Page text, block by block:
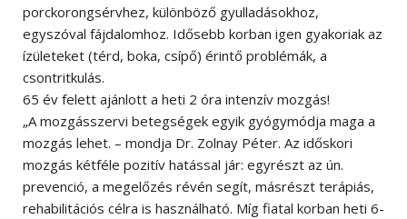
porckorongsérvhez, különböző gyulladásokhoz,
egyszóval fájdalomhoz. Idősebb korban igen gyakoriak az
ízületeket (térd, boka, csípő) érintő problémák, a
csontritkulás.
65 év felett ajánlott a heti 2 óra intenzív mozgás!
„A mozgásszervi betegségek egyik gyógymódja maga a
mozgás lehet. – mondja Dr. Zolnay Péter. Az időskori
mozgás kétféle pozitív hatással jár: egyrészt az ún.
prevenció, a megelőzés révén segít, másrészt terápiás,
rehabilitációs célra is használható. Míg fiatal korban heti 6-